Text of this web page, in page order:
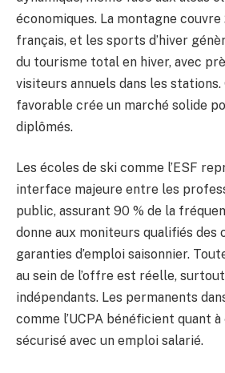
économiques. La montagne
français, et les sports d’hiver
du tourisme total en hiver, avec
visiteurs annuels dans les
favorable crée un marché solide
diplômés.
Les écoles de ski comme l’ESF
interface majeure entre les
public, assurant 90 % de la
donne aux moniteurs qualifiés des
garanties d’emploi saisonnier.
au sein de l’offre est réelle,
indépendants. Les permanents
comme l’UCPA bénéficient quant à
sécurisé avec un emploi salarié.